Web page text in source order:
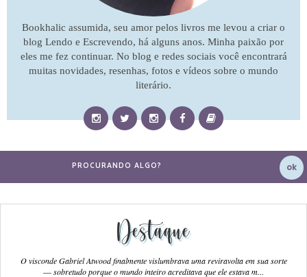
Bookhalic assumida, seu amor pelos livros me levou a criar o
blog Lendo e Escrevendo, há alguns anos. Minha paixão por
eles me fez continuar. No blog e redes sociais você encontrará
muitas novidades, resenhas, fotos e vídeos sobre o mundo
literário.
Destaque
O visconde Gabriel Atwood finalmente vislumbrava uma reviravolta em sua sorte
― sobretudo porque o mundo inteiro acreditava que ele estava m...